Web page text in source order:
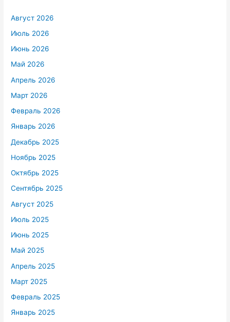
Август 2026
Июль 2026
Июнь 2026
Май 2026
Апрель 2026
Март 2026
Февраль 2026
Январь 2026
Декабрь 2025
Ноябрь 2025
Октябрь 2025
Сентябрь 2025
Август 2025
Июль 2025
Июнь 2025
Май 2025
Апрель 2025
Март 2025
Февраль 2025
Январь 2025